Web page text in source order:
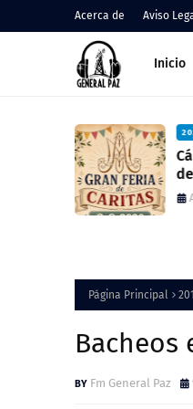
Acerca de Aviso
Inicio
Página Principal
Bacheos
Fm General Paz